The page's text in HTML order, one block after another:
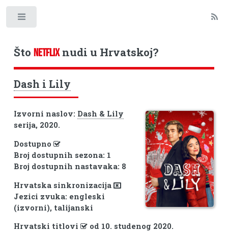
Što NETFLIXnudi u Hrvatskoj?
Dash i Lily
Izvorni naslov: Dash & Lily
serija, 2020.
Dostupno
Broj dostupnih sezona: 1
Broj dostupnih nastavaka: 8
Hrvatska sinkronizacija
Jezici zvuka: engleski
(izvorni), talijanski
Hrvatski titlovi
od 10. studenog 2020.